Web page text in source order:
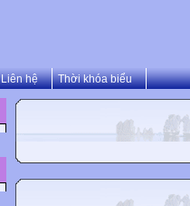
Liên hệ Thời khóa biểu